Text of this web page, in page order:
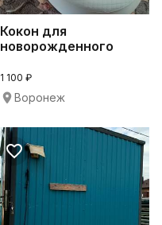
Кокон для
новорожденного
1 100 ₽
Воронеж